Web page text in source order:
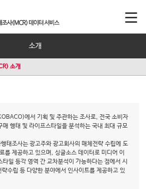
소개
소개
에서 기획 및 주관하는 조사로, 전국 소비자
매 행태 및 라이프스타일을 분석하는 국내 최대 규모
태조사는 광고주와 광고회사의 매체전략 수립에 도
를 제공하고 있으며, 싱글소스 데이터로 미디어 이
일 등각 영역 간 교차분석이 가능하다는 점에서 시
수립 등 다양한 분야에서 인사이트를 제공하고 있